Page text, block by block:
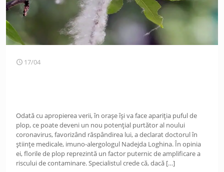
17/04
Odată cu apropierea verii, în orașe își va face apariția puful de
plop, ce poate deveni un nou potențial purtător al noului
coronavirus, favorizând răspândirea lui, a declarat doctorul în
științe medicale, imuno-alergologul Nadejda Loghina. În opinia
ei, florile de plop reprezintă un factor puternic de amplificare a
riscului de contaminare. Specialistul crede că, dacă […]